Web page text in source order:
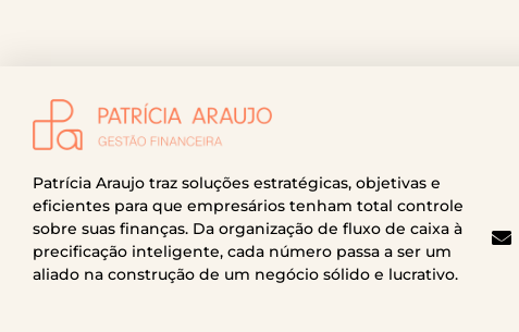
Patrícia Araujo traz soluções estratégicas, objetivas e
eficientes para que empresários tenham total controle
sobre suas finanças. Da organização de fluxo de caixa à
precificação inteligente, cada número passa a ser um
aliado na construção de um negócio sólido e lucrativo.